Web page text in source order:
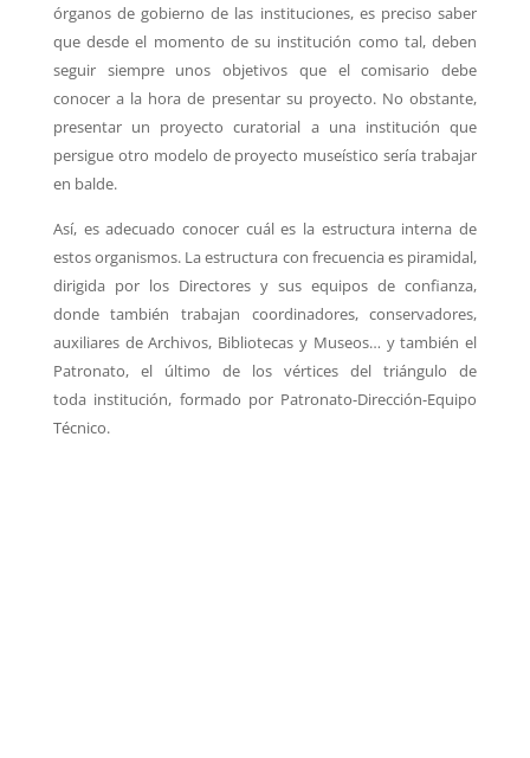
órganos de gobierno de las instituciones, es preciso saber
que desde el momento de su institución como tal, deben
seguir siempre unos objetivos que el comisario debe
conocer a la hora de presentar su proyecto. No obstante,
presentar un proyecto curatorial a una instituciónque
persigue otro modelo de proyecto museístico sería trabajar
en balde.
Así, es adecuado conocer cuál es la estructura interna de
estos organismos. La estructura con frecuencia es piramidal,
dirigida por los Directores y sus equipos deconfianza,
donde también trabajan coordinadores, conservadores,
auxiliares de Archivos, Bibliotecas y Museos… y también el
Patronato, el último de los vértices del triángulo de
toda institución, formado por Patronato-Dirección-Equipo
Técnico.